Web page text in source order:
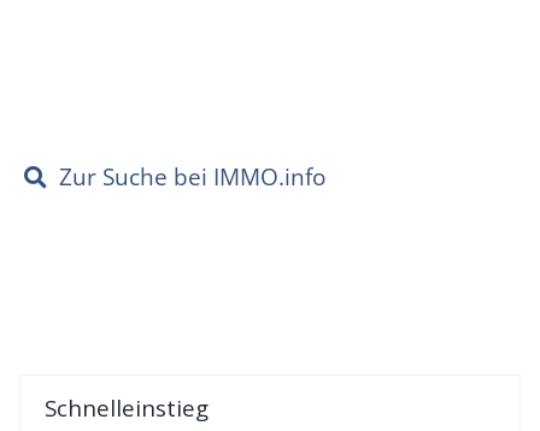
Zur Suche bei IMMO.info
Schnelleinstieg